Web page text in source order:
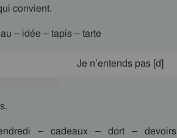
convient.
– idée – tapis – tarte
Je n’entends pas [d]
– cadeaux – dort – devoirs